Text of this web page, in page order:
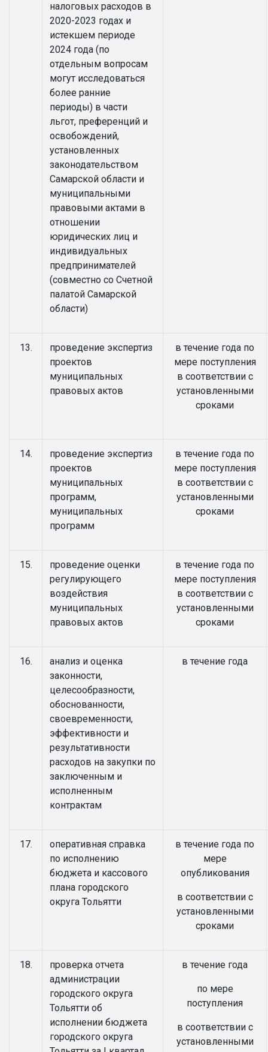
налоговых расходов в
2020-2023 годах и
истекшем периоде
2024 года (по
отдельным вопросам
могут исследоваться
более ранние
периоды) в части
льгот, преференций и
освобождений,
установленных
законодательством
Самарской области и
муниципальными
правовыми актами в
отношении
юридических лиц и
индивидуальных
предпринимателей
(совместно со Счетной
палатой Самарской
области)
13.
проведение экспертиз
проектов
муниципальных
правовых актов
в течение года по
мере поступления
в соответствии с
установленными
сроками
14.
проведение экспертиз
проектов
муниципальных
программ,
муниципальных
программ
в течение года по
мере поступления
в соответствии с
установленными
сроками
15.
проведение оценки
регулирующего
воздействия
муниципальных
правовых актов
в течение года по
мере поступления
в соответствии с
установленными
сроками
16.
анализ и оценка
законности,
целесообразности,
обоснованности,
своевременности,
эффективности и
результативности
расходов на закупки по
заключенным и
исполненным
контрактам
в течение года
17.
оперативная справка
по исполнению
бюджета и кассового
плана городского
округа Тольятти
в течение года по
мере
опубликования
в соответствии с
установленными
сроками
18.
проверка отчета
администрации
городского округа
Тольятти об
исполнении бюджета
городского округа
в течение года
по мере
поступления
в соответствии с
установленными